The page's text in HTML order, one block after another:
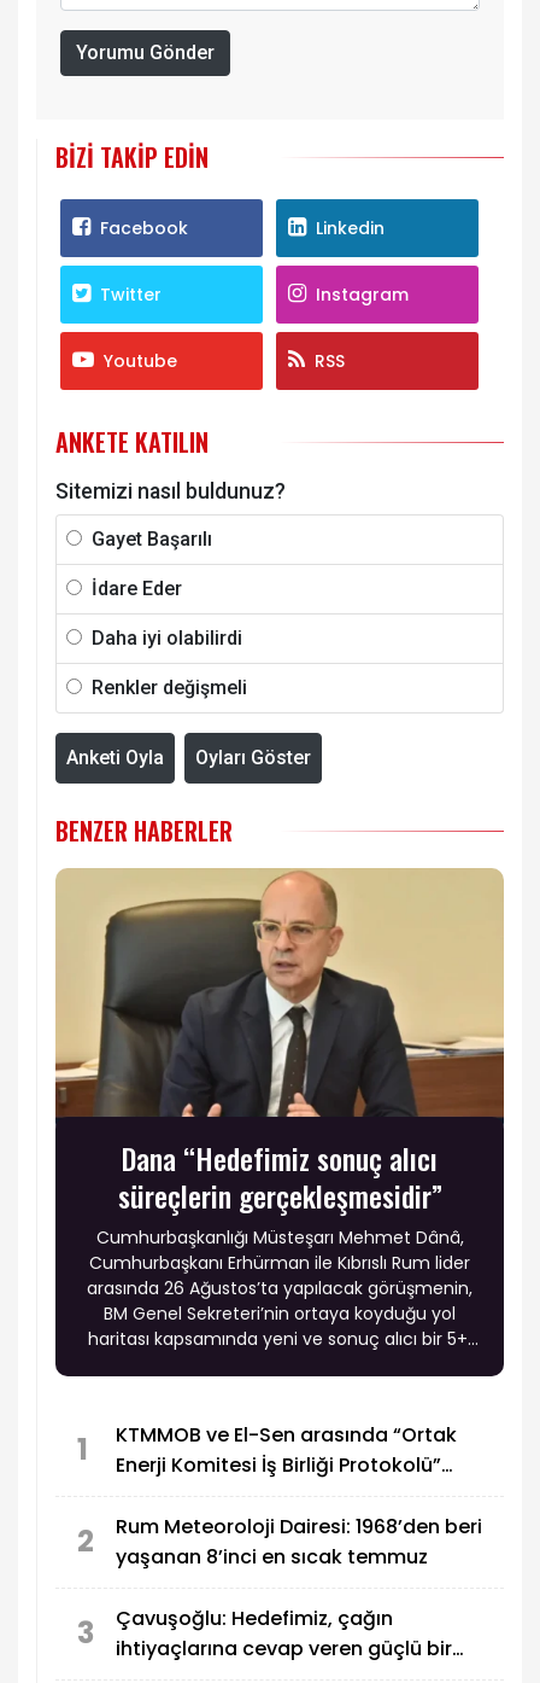
Yorumu Gönder
BIZI TAKIP EDIN
Facebook Linkedin
Twitter Instagram
Youtube RSS
ANKETE KATILIN
Sitemizi nasıl buldunuz?
Gayet Başarılı
İdare Eder
Daha iyi olabilirdi
Renkler değişmeli
Anketi Oyla Oyları Göster
BENZER HABERLER
Dana “Hedefimiz sonuç alıcı
süreçlerin gerçekleşmesidir”
Cumhurbaşkanlığı Müsteşarı Mehmet Dânâ,
Cumhurbaşkanı Erhürman ile Kıbrıslı Rum lider
arasında 26 Ağustos’ta yapılacak görüşmenin,
BM Genel Sekreteri’nin ortaya koyduğu yol
haritası kapsamında yeni ve sonuç alıcı bir 5+1
1
KTMMOB ve El-Sen arasında “Ortak
Enerji Komitesi İş Birliği Protokolü”
2
Rum Meteoroloji Dairesi: 1968’den beri
yaşanan 8’inci en sıcak temmuz
3
Çavuşoğlu: Hedefimiz, çağın
ihtiyaçlarına cevap veren güçlü bir